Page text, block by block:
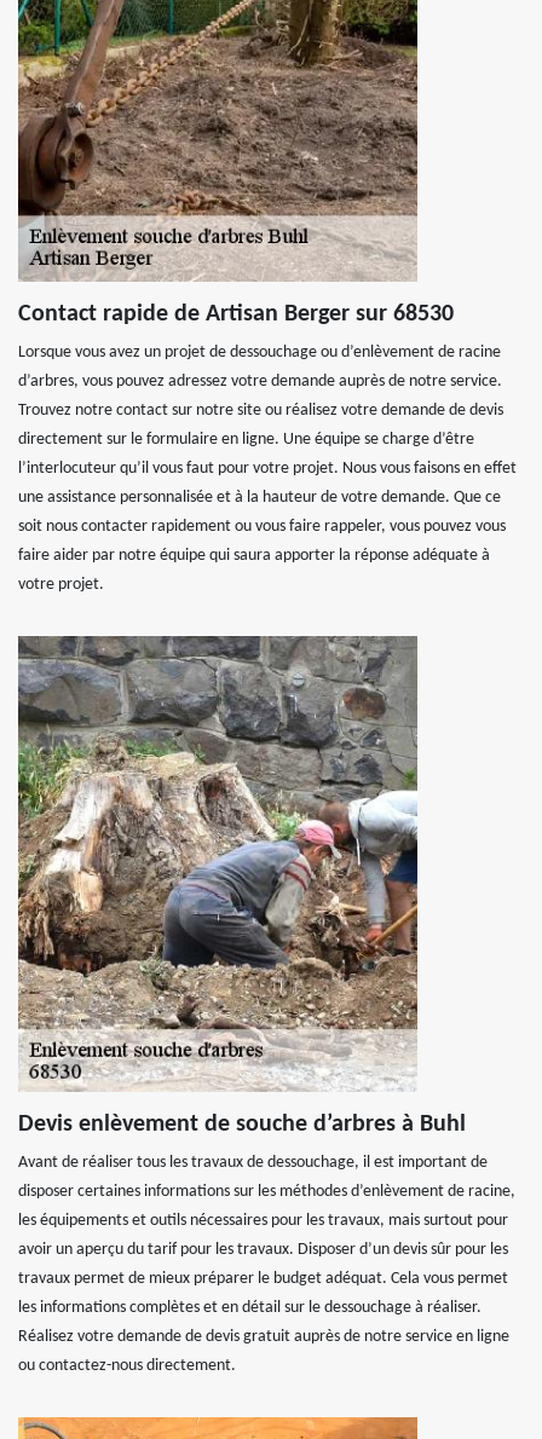
Contact rapide de Artisan Berger sur 68530
Lorsque vous avez un projet de dessouchage ou d’enlèvement de racine
d’arbres, vous pouvez adressez votre demande auprès de notre service.
Trouvez notre contact sur notre site ou réalisez votre demande de devis
directement sur le formulaire en ligne. Une équipe se charge d’être
l’interlocuteur qu’il vous faut pour votre projet. Nous vous faisons en effet
une assistance personnalisée et à la hauteur de votre demande. Que ce
soit nous contacter rapidement ou vous faire rappeler, vous pouvez vous
faire aider par notre équipe qui saura apporter la réponse adéquate à
votre projet.
Devis enlèvement de souche d’arbres à Buhl
Avant de réaliser tous les travaux de dessouchage, il est important de
disposer certaines informations sur les méthodes d’enlèvement de racine,
les équipements et outils nécessaires pour les travaux, mais surtout pour
avoir un aperçu du tarif pour les travaux. Disposer d’un devis sûr pour les
travaux permet de mieux préparer le budget adéquat. Cela vous permet
les informations complètes et en détail sur le dessouchage à réaliser.
Réalisez votre demande de devis gratuit auprès de notre service en ligne
ou contactez-nous directement.